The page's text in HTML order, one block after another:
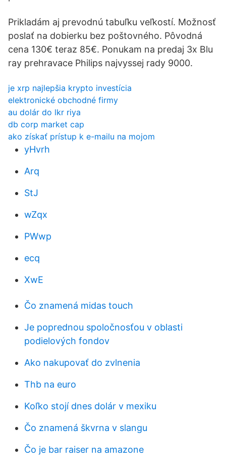
Prikladám aj prevodnú tabuľku veľkostí. Možnosť
poslať na dobierku bez poštovného. Pôvodná
cena 130€ teraz 85€. Ponukam na predaj 3x Blu
ray prehravace Philips najvyssej rady 9000.
je xrp najlepšia krypto investícia
elektronické obchodné firmy
au dolár do lkr riya
db corp market cap
ako získať prístup k e-mailu na mojom
yHvrh
Arq
StJ
wZqx
PWwp
ecq
XwE
Čo znamená midas touch
Je poprednou spoločnosťou v oblasti
podielových fondov
Ako nakupovať do zvlnenia
Thb na euro
Koľko stojí dnes dolár v mexiku
Čo znamená škvrna v slangu
Čo je bar raiser na amazone